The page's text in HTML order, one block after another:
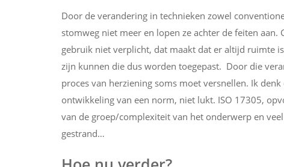
Door de verandering in technieken zowel
stomweg niet meer en lopen ze achter de feiten aan.
gebruik niet verplicht, dat maakt dat er altijd ruimte
zijn kunnen die dus worden toegepast. Door die
proces van herziening soms moet versnellen. Ik
ontwikkeling van een norm, niet lukt. ISO 17305,
van de groep/complexiteit van het onderwerp en
gestrand…